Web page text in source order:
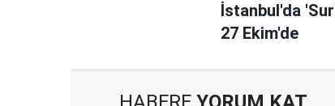
İstanbul'da
27 Ekim'de